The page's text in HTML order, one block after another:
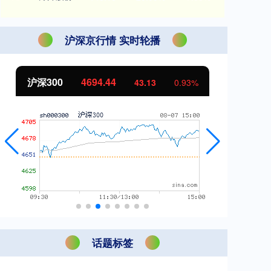
沪深京行情 实时轮播
北证50 1134.24 11.37 1.01%
话题标签